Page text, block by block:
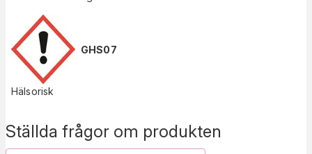
Ställda frågor om produkten
GHS07
Hälsorisk